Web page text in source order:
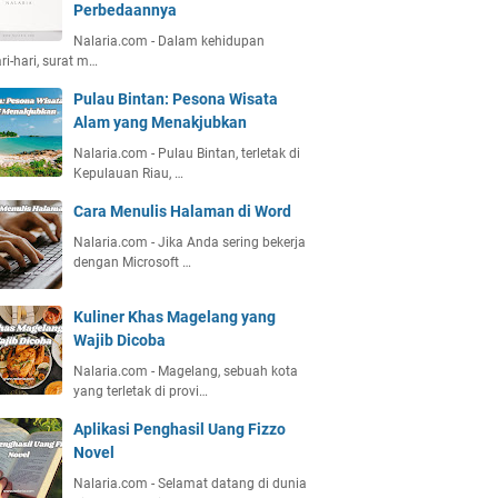
Perbedaannya
Nalaria.com - Dalam kehidupan
hari, surat m…
Pulau Bintan: Pesona Wisata
Alam yang Menakjubkan
Nalaria.com - Pulau Bintan, terletak di
Kepulauan Riau, …
Cara Menulis Halaman di Word
Nalaria.com - Jika Anda sering bekerja
dengan Microsoft …
Kuliner Khas Magelang yang
Wajib Dicoba
Nalaria.com - Magelang, sebuah kota
yang terletak di provi…
Aplikasi Penghasil Uang Fizzo
Novel
Nalaria.com - Selamat datang di dunia